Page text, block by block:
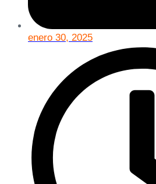
enero 30, 2025